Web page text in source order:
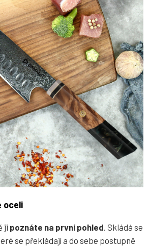
oceli
ji poznáte na první pohled . Skládá se
se překládají a do sebe postupně